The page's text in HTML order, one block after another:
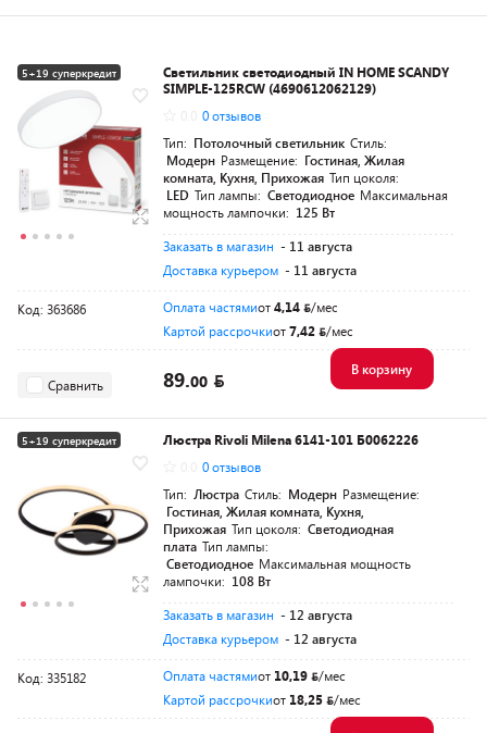
5+19 суперкредит
Светильник светодиодный IN HOME SCANDY
SIMPLE-125RCW (4690612062129)
0 отзывов
Тип: Потолочный светильник Стиль:
Модерн Размещение: Гостиная, Жилая
комната, Кухня, Прихожая Тип цоколя:
LED Тип лампы: Светодиодное Максимальная
мощность лампочки: 125 Вт
Заказать в магазин - 11 августа
Доставка курьером - 11 августа
Код: 363686 Оплата частямиот4,14
/мес
Картой рассрочкиот7,42 /мес
Сравнить 89.00
В корзину
5+19 суперкредит
Люстра Rivoli Milena 6141-101 Б0062226
0 отзывов
Тип: Люстра Стиль: Модерн Размещение:
Гостиная, Жилая комната, Кухня,
Прихожая Тип цоколя: Светодиодная
плата Тип лампы:
Светодиодное Максимальная мощность
лампочки: 108 Вт
Заказать в магазин - 12 августа
Доставка курьером - 12 августа
Код: 335182 Оплата частямиот 10,19
/мес
Картой рассрочкиот 18,25 /мес